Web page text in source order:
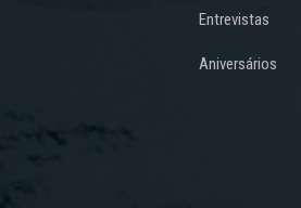
Entrevistas
Aniversários